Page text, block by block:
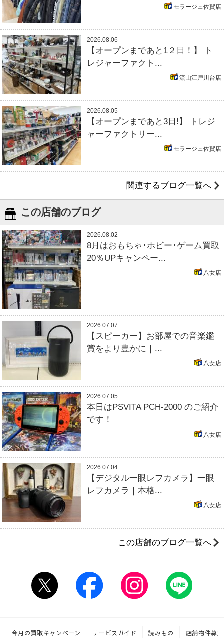
モラージュ佐賀店
2026.08.06
【オープンまであと1２日！】 ト
レジャーファクト...
流山江戸川台店
2026.08.05
【オープンまであと3日!】 トレジ
ャーファクトリー...
モラージュ佐賀店
関連するブログ一覧へ
この店舗のブログ
2026.08.02
8月はおもちゃ･ホビー･ゲーム買取
20％UPキャンペー...
八女店
2026.07.07
【スピーカー】お部屋での音楽鑑
賞をより豊かに｜...
八女店
2026.07.05
本日はPSVITA PCH-2000 のご紹介
です！
八女店
2026.07.04
【デジタル一眼レフカメラ】一眼
レフカメラ｜本格...
八女店
この店舗のブログ一覧へ
今月の買取キャンペーン サービスガイド 読みもの 店舗物件募集